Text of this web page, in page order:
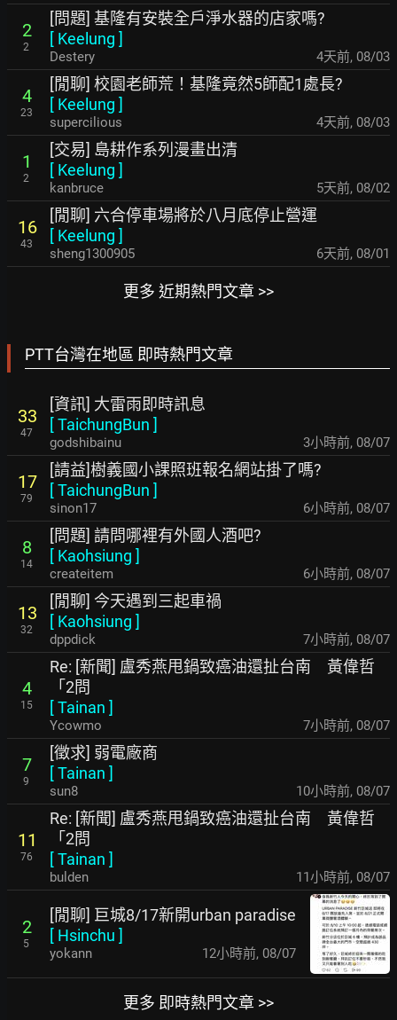
2
2
[問題] 基隆有安裝全戶淨水器的店家嗎?
[ Keelung ]
Destery 4天前, 08/03
4
23
[閒聊] 校園老師荒！基隆竟然5師配1處長?
[ Keelung ]
supercilious 4天前, 08/03
1
2
[交易] 島耕作系列漫畫出清
[ Keelung ]
kanbruce 5天前, 08/02
16
43
[閒聊] 六合停車場將於八月底停止營運
[ Keelung ]
sheng1300905 6天前, 08/01
更多 近期熱門文章 >>
PTT台灣在地區 即時熱門文章
33
47
[資訊] 大雷雨即時訊息
[TaichungBun ]
godshibainu 3小時前, 08/07
17
79
[請益]樹義國小課照班報名網站掛了嗎?
[TaichungBun ]
sinon17 6小時前, 08/07
8
14
[問題] 請問哪裡有外國人酒吧?
[ Kaohsiung ]
createitem 6小時前, 08/07
13
32
[閒聊] 今天遇到三起車禍
[ Kaohsiung ]
dppdick 7小時前, 08/07
4
15
Re: [新聞] 盧秀燕甩鍋致癌油還扯台南 黃偉哲
「2問
[Tainan ]
Ycowmo 7小時前, 08/07
7
9
[徵求] 弱電廠商
[Tainan ]
sun8 10小時前, 08/07
11
76
Re: [新聞] 盧秀燕甩鍋致癌油還扯台南 黃偉哲
「2問
[Tainan ]
bulden 11小時前, 08/07
2
5
[閒聊] 巨城8/17新開urban paradise
[ Hsinchu ]
yokann 12小時前, 08/07
更多 即時熱門文章 >>